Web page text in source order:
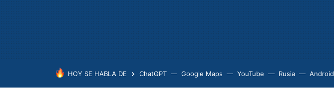
HOY SE HABLA DE ChatGPT Google Maps YouTube Rusia Android